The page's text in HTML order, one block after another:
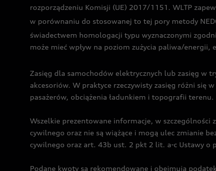
rozporządzeniu Komisji (UE) 2017/1151. WLTP
w porównaniu do stosowanej to tej pory metody
świadectwem homologacji typu wyznaczonymi
może mieć wpływ na poziom zużycia paliwa/energii,
Zasięg dla samochodów elektrycznych lub zasięg w
akcesoriów. W praktyce rzeczywisty zasięg różni się
pasażerów, obciążenia ładunkiem i topografii terenu.
Wszelkie prezentowane informacje, w
cywilnego oraz nie są wiążące i mogą ulec zmianie
cywilnego oraz art. 43b ust. 2 pkt 2 lit. a-c Ustawy o
Podane kwoty są rekomendowane i obejmują